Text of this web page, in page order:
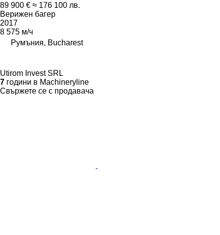
89 900 € ≈ 176 100 лв.
Верижен багер
2017
8 575 м/ч
Румъния, Bucharest
Utirom Invest SRL
7 години в Machineryline
Свържете се с продавача